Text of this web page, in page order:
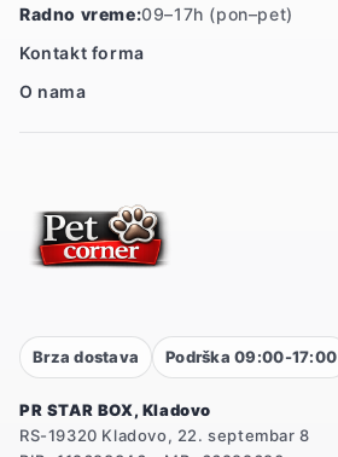
Radno vreme:09–17h (pon–pet)
Kontakt forma
O nama
Brza dostava Podrška 09:00-17:00
PR STAR BOX, Kladovo
RS-19320 Kladovo, 22. septembar 8